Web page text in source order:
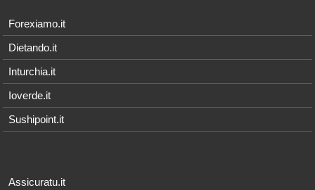
Forexiamo.it
Dietando.it
Inturchia.it
Ioverde.it
Sushipoint.it
Assicuratu.it